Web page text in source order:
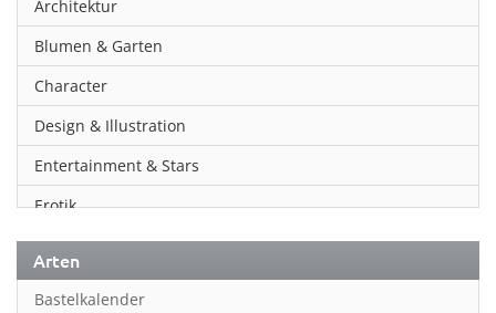
Architektur
Blumen & Garten
Character
Design & Illustration
Entertainment & Stars
Erotik
Essen & Trinken
Familienplaner
Arten
Bastelkalender